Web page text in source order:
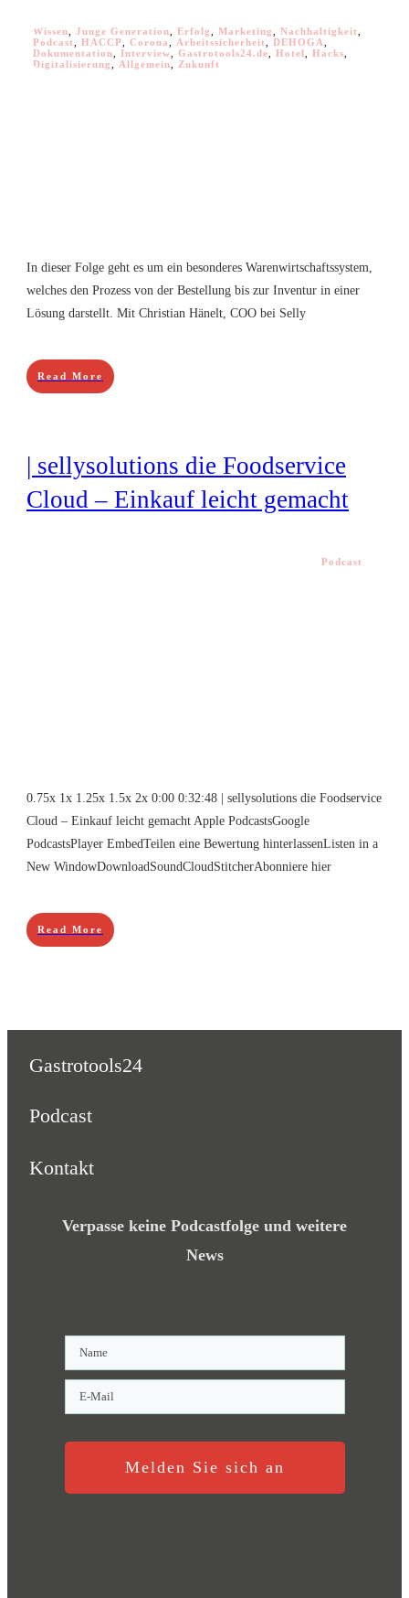
Wissen Junge Generation Erfolg Marketing Nachhaltigkeit
Podcast
HACCP Corona Arbeitssicherheit DEHOGA
Dokumentation
Interview Gastrotools24.de Hotel Hacks
Digitalisierung
Allgemein Zukunft
In dieser Folge geht es um ein besonderes Warenwirtschaftssystem,
welches den Prozess von der Bestellung bis zur Inventur in einer
Lösung darstellt. Mit Christian Hänelt, COO bei Selly
Read More
| sellysolutions die Foodservice
Cloud – Einkauf leicht gemacht
Podcast
0.75x 1x 1.25x 1.5x 2x 0:00 0:32:48 | sellysolutions die Foodservice
Cloud – Einkauf leicht gemacht Apple PodcastsGoogle
PodcastsPlayer EmbedTeilen eine Bewertung hinterlassenListen in a
New WindowDownloadSoundCloudStitcherAbonniere hier
Read More
Gastrotools24
Podcast
Kontakt
Verpasse keine Podcastfolge und weitere
News
Melden Sie sich an